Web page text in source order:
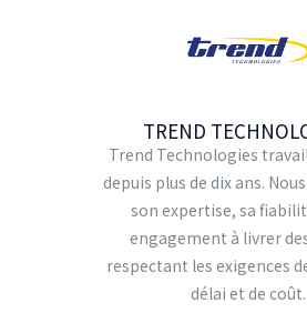
TREND
Trend Technologies
depuis plus de dix ans.
son expertise, sa
engagement à livrer
respectant les exigences
délai et de coût.